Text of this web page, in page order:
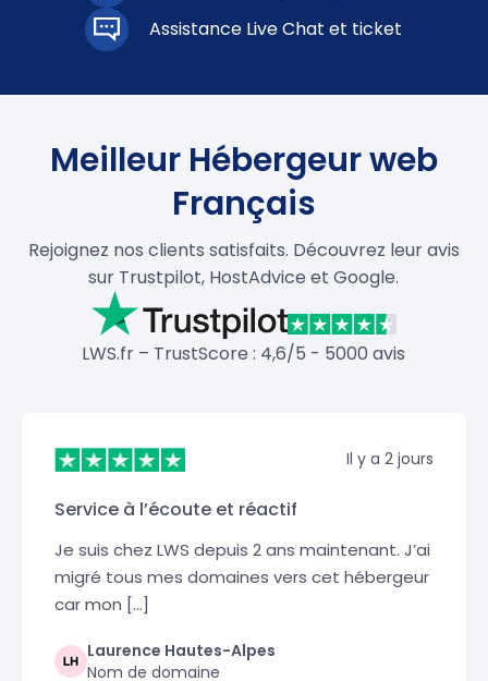
Assistance Live Chat et ticket
Meilleur Hébergeur web
Français
Rejoignez nos clients satisfaits. Découvrez leur avis
sur Trustpilot, HostAdvice et Google.
LWS.fr – TrustScore : 4,6/5 - 5000 avis
Il y a 2 jours
Service à l’écoute et réactif
Je suis chez LWS depuis 2 ans maintenant. J’ai
migré tous mes domaines vers cet hébergeur
car mon […]
Laurence Hautes-Alpes
Nom de domaine